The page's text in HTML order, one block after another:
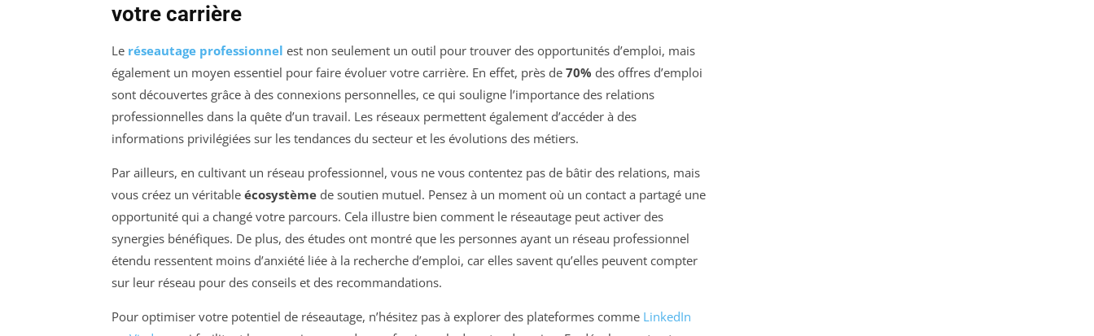
votre carrière
Le réseautage professionnel est non seulement un outil pour trouver des opportunités d’emploi, mais
également un moyen essentiel pour faire évoluer votre carrière. En effet, près de 70% des offres d’emploi
sont découvertes grâce à des connexions personnelles, ce qui souligne l’importance des relations
professionnelles dans la quête d’un travail. Les réseaux permettent également d’accéder à des
informations privilégiées sur les tendances du secteur et les évolutions des métiers.
Par ailleurs, en cultivant un réseau professionnel, vous ne vous contentez pas de bâtir des relations, mais
vous créez un véritable écosystème de soutien mutuel. Pensez à un moment où un contact a partagé une
opportunité qui a changé votre parcours. Cela illustre bien comment le réseautage peut activer des
synergies bénéfiques. De plus, des études ont montré que les personnes ayant un réseau professionnel
étendu ressentent moins d’anxiété liée à la recherche d’emploi, car elles savent qu’elles peuvent compter
sur leur réseau pour des conseils et des recommandations.
Pour optimiser votre potentiel de réseautage, n’hésitez pas à explorer des plateformes comme LinkedIn